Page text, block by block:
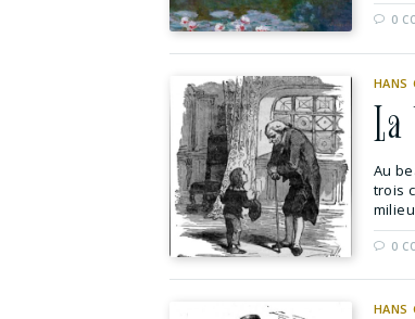
0
HANS
Au
trois
0
HANS